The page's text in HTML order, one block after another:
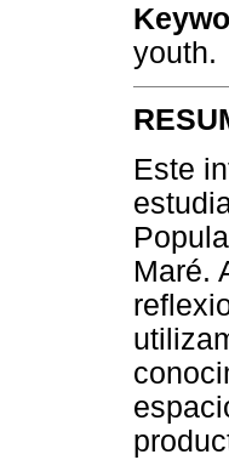
youth.
Este
Maré.